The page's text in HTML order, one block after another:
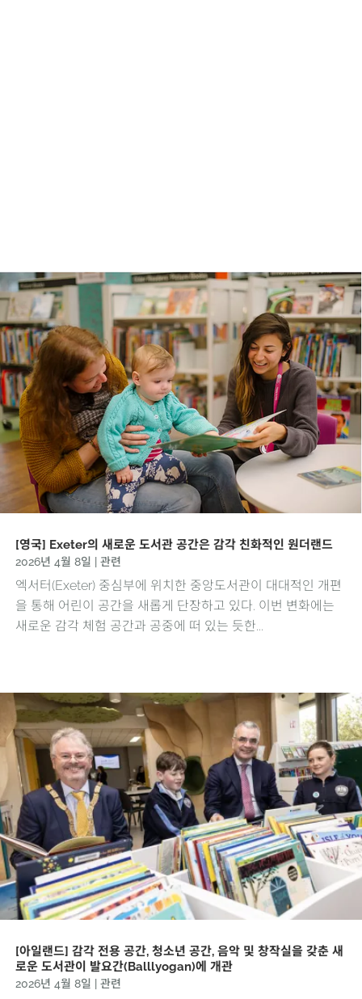
[영국] Exeter의 새로운 도서관 공간은 감각 친화적인 원더랜드
2026년 4월 8일 관련
엑서터(Exeter) 중심부에 위치한 중앙도서관이 대대적인 개편
을 통해 어린이 공간을 새롭게 단장하고 있다. 이번 변화에는
새로운 감각 체험 공간과 공중에 떠 있는 듯한...
[아일랜드] 감각 전용 공간, 청소년 공간, 음악 및 창작실을 갖춘 새
로운 도서관이 발요간(Balllyogan)에 개관
2026년 4월 8일 관련